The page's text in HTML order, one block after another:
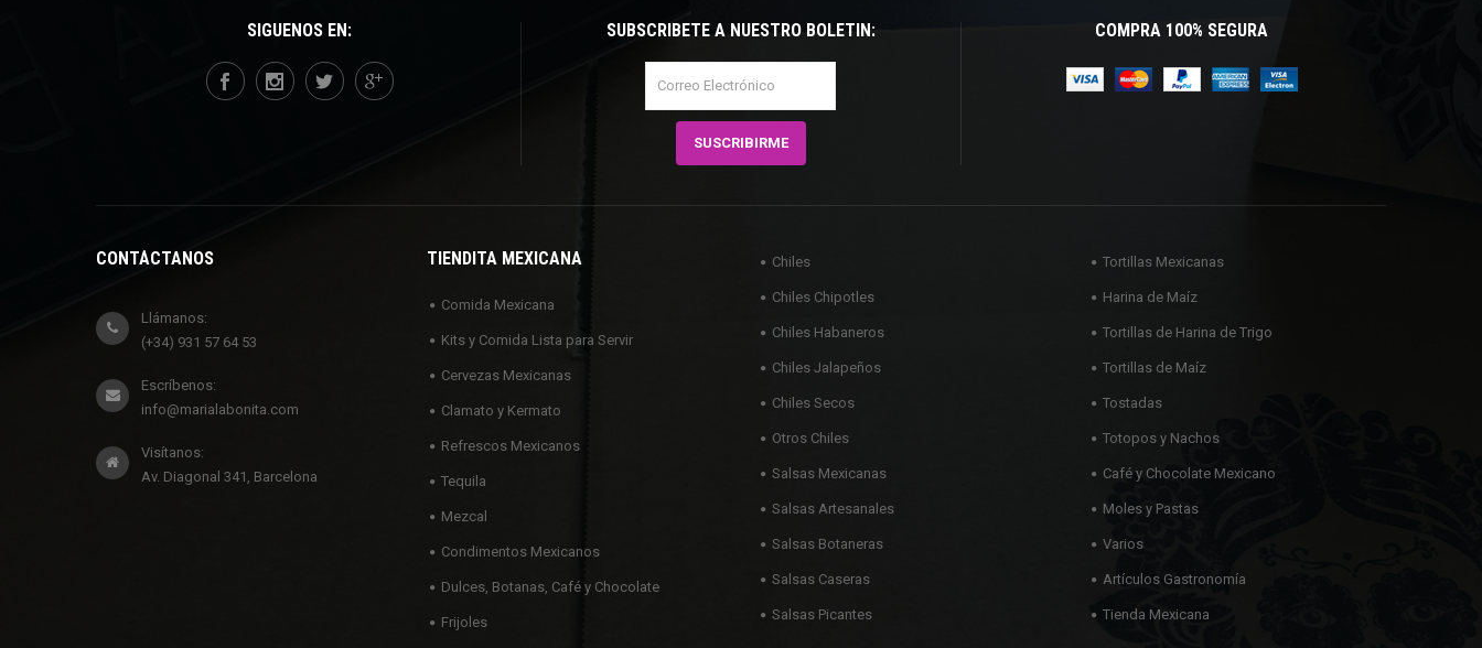
SÍGUENOS EN: SUBSCRÍBETE A NUESTRO BOLETÍN: COMPRA 100% SEGURA
CONTÁCTANOS
Llámanos:
(+34) 931 57 64 53
Escríbenos:
info@marialabonita.com
Visítanos:
Av. Diagonal 341, Barcelona
TIENDITA MEXICANA
Comida Mexicana
Kits y Comida Lista para Servir
Cervezas Mexicanas
Clamato y Kermato
Refrescos Mexicanos
Tequila
Mezcal
Condimentos Mexicanos
Dulces, Botanas, Café y Chocolate
Frijoles
Chiles
Chiles Chipotles
Chiles Habaneros
Chiles Jalapeños
Chiles Secos
Otros Chiles
Salsas Mexicanas
Salsas Artesanales
Salsas Botaneras
Salsas Caseras
Salsas Picantes
Tortillas Mexicanas
Harina de Maíz
Tortillas de Harina de Trigo
Tortillas de Maíz
Tostadas
Totopos y Nachos
Café y Chocolate Mexicano
Moles y Pastas
Varios
Artículos Gastronomía
Tienda Mexicana